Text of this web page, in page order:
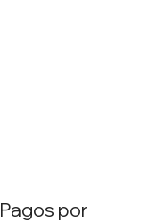
Pagos por